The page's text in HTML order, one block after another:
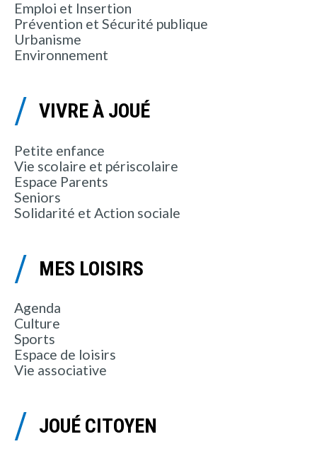
Emploi et Insertion
Prévention et Sécurité publique
Urbanisme
Environnement
VIVRE À JOUÉ
Petite enfance
Vie scolaire et périscolaire
Espace Parents
Seniors
Solidarité et Action sociale
MES LOISIRS
Agenda
Culture
Sports
Espace de loisirs
Vie associative
JOUÉ CITOYEN